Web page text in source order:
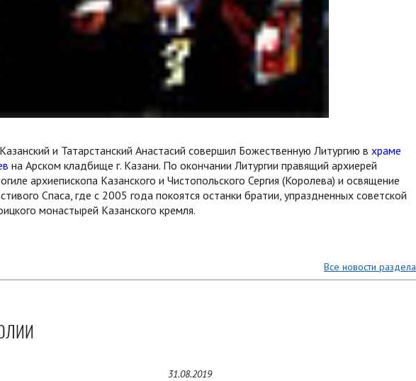
и Татарстанский Анастасий совершил Божественную Литургию в храме
на Арском кладбище г. Казани. По окончании Литургии правящий архиерей
архиепископа Казанского и Чистопольского Сергия (Королева) и освящение
Спаса, где с 2005 года покоятся останки братии, упраздненных советской
монастырей Казанского кремля.
Все новости раздела
31.08.2019